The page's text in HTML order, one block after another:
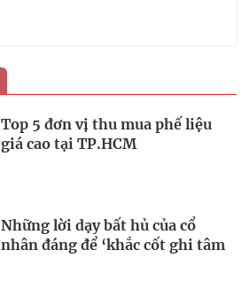
Top 5 đơn vị thu mua phế liệu
giá cao tại TP.HCM
Những lời dạy bất hủ của cổ
nhân đáng để ‘khắc cốt ghi tâm